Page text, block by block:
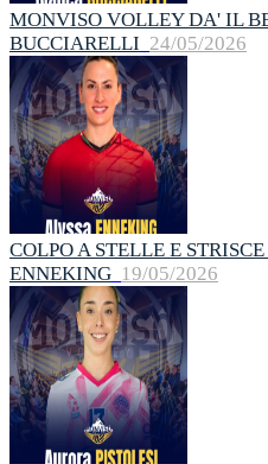
MONVISO VOLLEY DA' IL
BUCCIARELLI 24/05/2026
COLPO A STELLE E
ENNEKING 19/05/2026